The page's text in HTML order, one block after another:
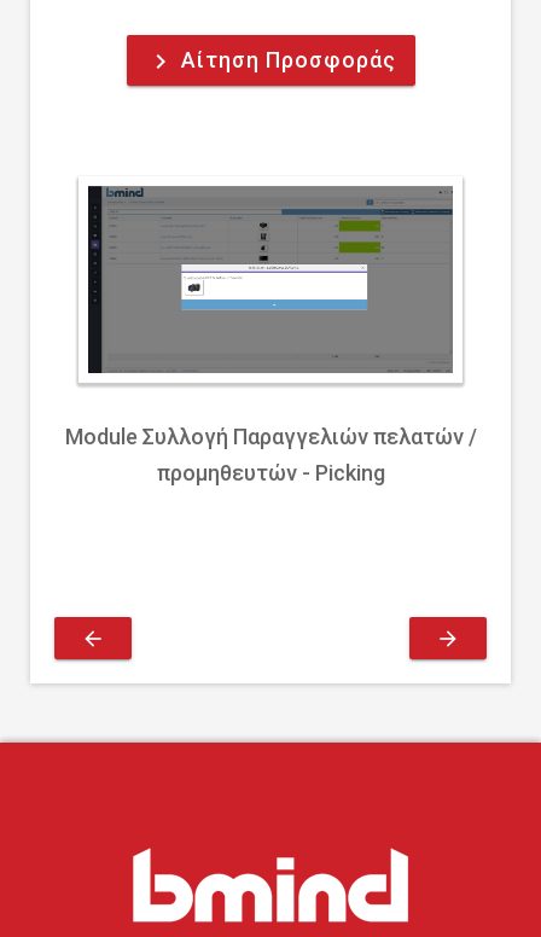
keyboard_arrow_right Αίτηση Προσφοράς
Module Συλλογή Παραγγελιών πελατών /
προμηθευτών - Picking
arrow_back arrow_forward